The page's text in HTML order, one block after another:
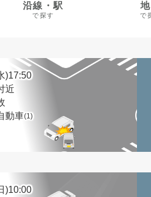
沿線・駅
で探す で
)17:50
近
動車(1)
)10:00